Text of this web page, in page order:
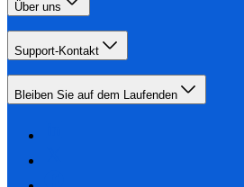
Über uns
Support-Kontakt
Bleiben Sie auf dem Laufenden